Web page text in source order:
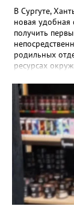
В Сургуте,
новая удобная
получить
родильных
ресурсах
бюрократии в
вести прием
учреждений
специально
Вся
обстановке,
новых
на